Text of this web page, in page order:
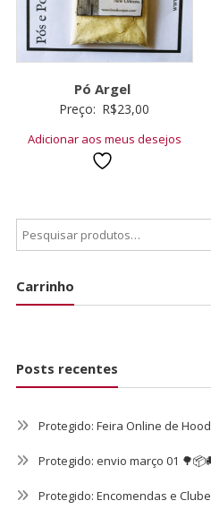
Pó Argel
Preço: R$23,00
Adicionar aos meus desejos
Carrinho
Posts recentes
Protegido: Feira Online de
Protegido: envio março 01
Protegido: Encomendas e